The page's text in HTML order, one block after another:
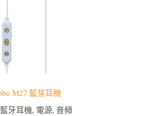
M27 藍芽耳機
藍牙耳機, 電源, 音頻